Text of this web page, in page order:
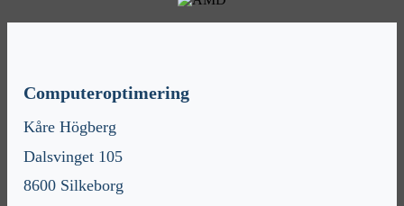
Computeroptimering
Kåre Högberg
Dalsvinget 105
8600 Silkeborg